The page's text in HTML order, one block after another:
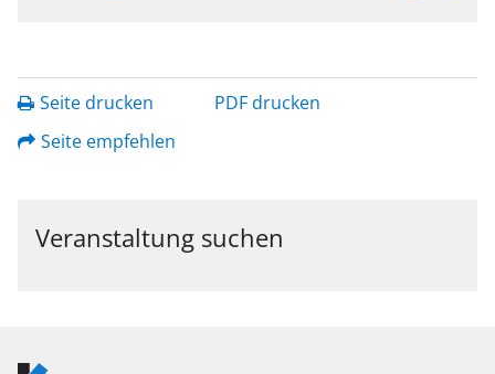
Seite drucken
PDF drucken
Seite empfehlen
Veranstaltung suchen